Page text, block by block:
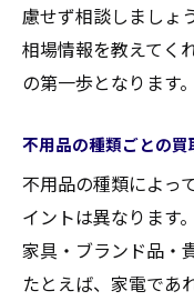
慮せず相談しましょ
相場情報を教えてく
の第一歩となります。
不用品の種類ごとの
不用品の種類によっ
イントは異なります
家具・ブランド品・
たとえば、家電であ